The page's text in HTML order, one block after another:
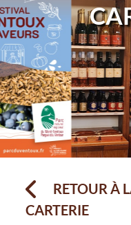
RETOUR À
CARTERIE